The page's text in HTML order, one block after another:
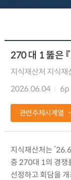
270 대 1 뚫은
지식재산처 지식
2026.06.04
6p
관련주제시계열
지식재산처는
중 270대 1의 경쟁
선정하고 회담을